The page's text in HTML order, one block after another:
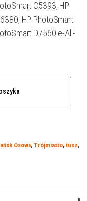
C5393, HP
HP PhotoSmart
D7560 e-All-
Osowa, Trójmiasto, tusz,